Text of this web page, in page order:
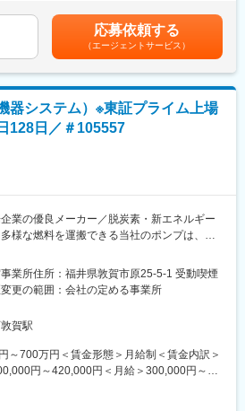
社宅や寮にお住まいの場合、いずれかに当
しくは住宅費補助制度の対象です。その場
ても当社にて負担します。
クワークが6割、お客様先での業務が4割ほ
外部のITベンダーとの打ち合わせ等もある
のも当職種の特徴の一つとなります。
しているため職種未経験＆技術的な知識が
調剤システムやIoT製品を扱っており、業務
触れることが可能です。
プクラスシェアを誇る優良企業の正社員と
す。（登用率98%、試験ノルマなし）
しており、これまで人の手でアナログに行わ
全自動で管理、調整、計測、分包まで対応
全や、医療従事者の負担軽減に大きく貢献
・スキルを考慮し決定します。■昇給：年1
はあくまでも目安の金額であり、選考を通じ
あります。月給(月額)は固定手当を含めた表記
応募依頼する
（エージェントサービス）
器システム）※東証プライム上場
128日／＃105557
企業の優良メーカー／脱炭素・新エネルギー
様な燃料を運搬できる当社のポンプは、時
事業本部でシステム製品（発電所向けシス
お任せします。
活況な業界の受注量増加に対応するための
業所住所：福井県敦賀市原25-5-1 受動喫煙
更の範囲：会社の定める事業所
賀駅
～700万円＜賃金形態＞月給制＜賃金内訳＞
円～420,000円＜月給＞300,000円～